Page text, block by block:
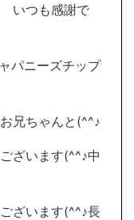
いつも感謝で
パニーズチップ
兄ちゃんと(^^♪
ざいます(^^♪中
ざいます(^^♪長